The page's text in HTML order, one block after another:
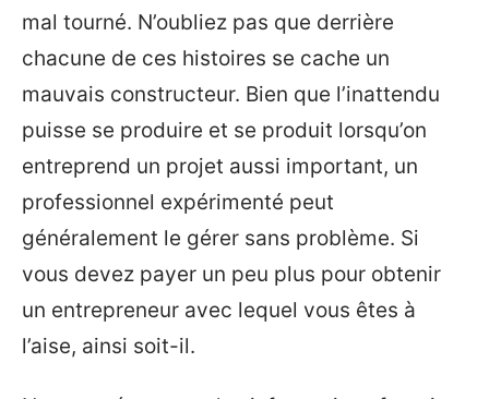
mal tourné. N’oubliez pas que derrière
chacune de ces histoires se cache un
mauvais constructeur. Bien que l’inattendu
puisse se produire et se produit lorsqu’on
entreprend un projet aussi important, un
professionnel expérimenté peut
généralement le gérer sans problème. Si
vous devez payer un peu plus pour obtenir
un entrepreneur avec lequel vous êtes à
l’aise, ainsi soit-il.